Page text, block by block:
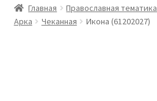
Главная Православная тематика
Арка
Чеканная Икона (61202027)